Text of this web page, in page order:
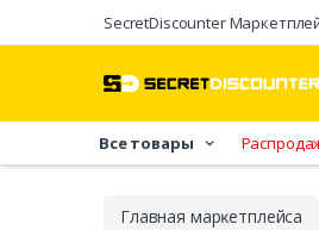
SecretDiscounter
Все товары
Главная марĸетплейса